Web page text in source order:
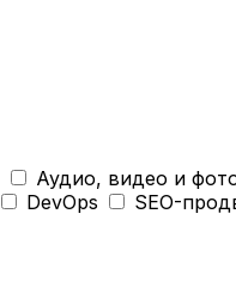
Аудио, видео и
DevOps SEO-